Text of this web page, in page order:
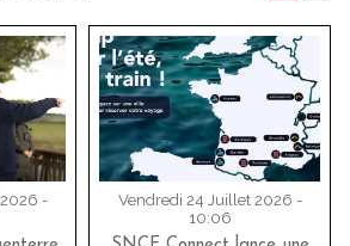
-
Vendredi 24 Juillet 2026 -
10:06